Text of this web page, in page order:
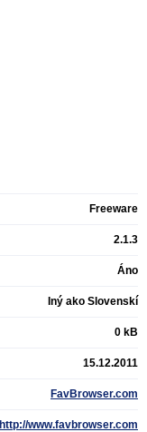
Freeware
2.1.3
Áno
Iný ako Slovenskí
0 kB
15.12.2011
FavBrowser.com
http://www.favbrowser.com